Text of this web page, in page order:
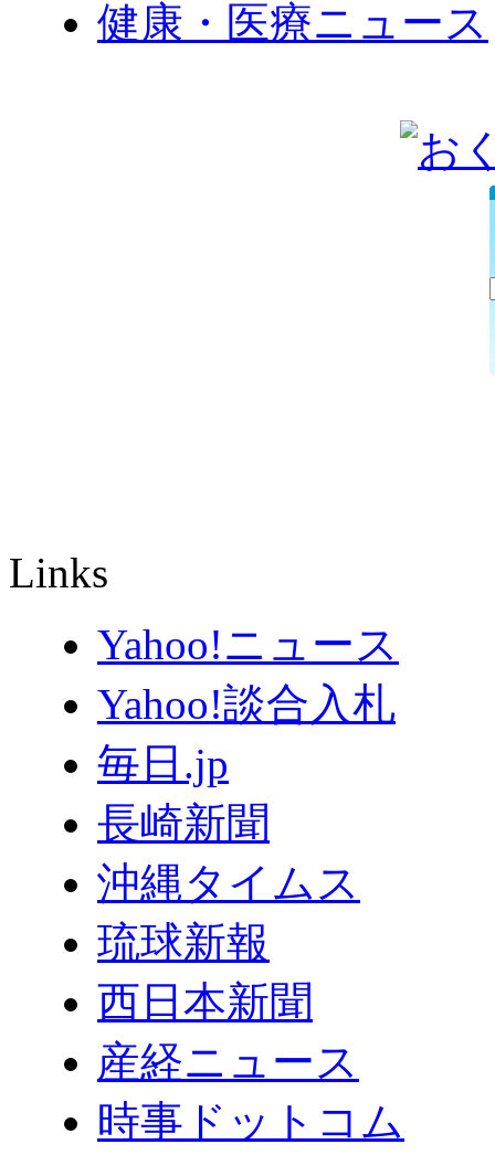
健康・医療ニュース
Links
Yahoo!ニュース
Yahoo!談合入札
毎日.jp
長崎新聞
沖縄タイムス
琉球新報
西日本新聞
産経ニュース
時事ドットコム